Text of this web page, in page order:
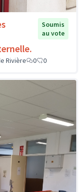
Soumis
au vote
Rivière 0 0